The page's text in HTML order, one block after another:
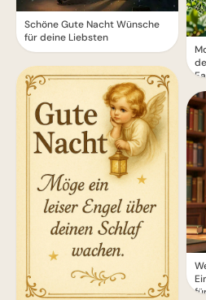
Schöne Gute Nacht Wünsche
für deine Liebsten